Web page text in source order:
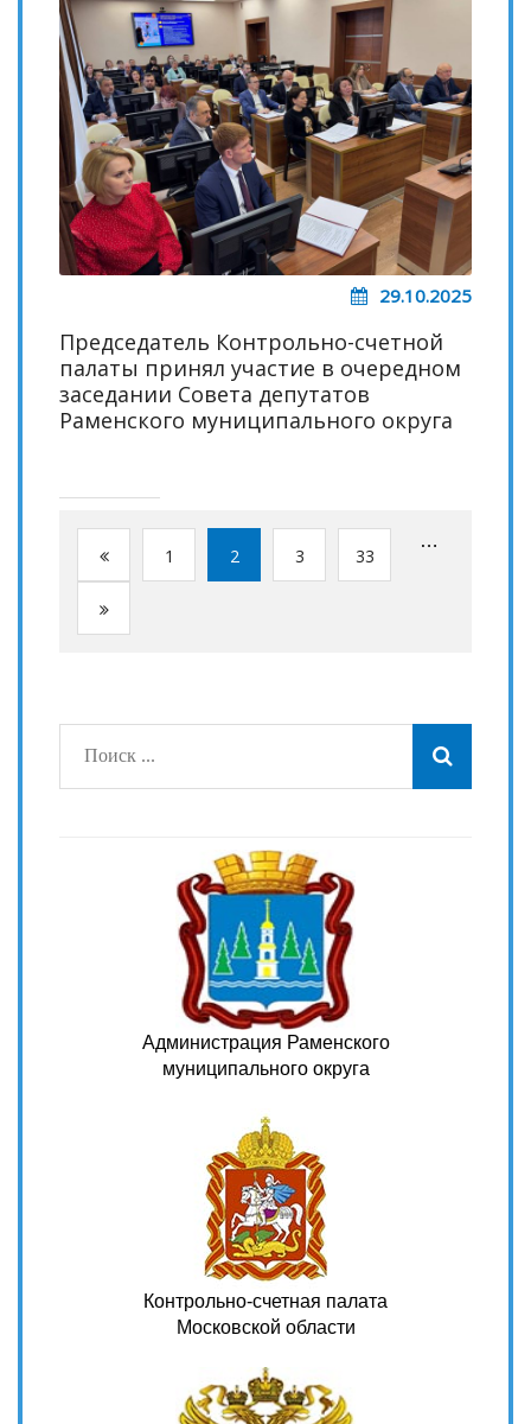
29.10.2025
Председатель Контрольно-счетной
палаты принял участие в очередном
заседании Совета депутатов
Раменского муниципального округа
1 2 3
…
33
Администрация Раменского
муниципального округа
Контрольно-счетная палата
Московской области